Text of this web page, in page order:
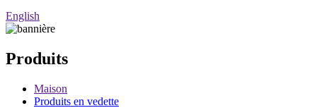
English
Produits
Maison
Produits en vedette